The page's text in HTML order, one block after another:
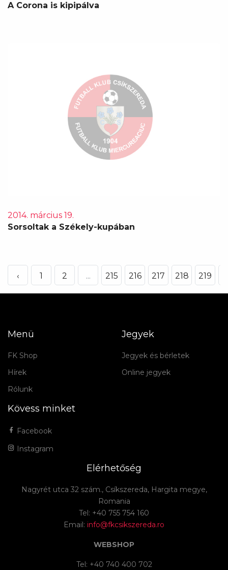
A Corona is kipipálva
2014. március 19.
Sorsoltak a Székely-kupában
‹ 1 2 ... 215 216 217 218 219
Menü
FK Shop
Hírek
Rólunk
Jegyek
Jegyek és bérletek
Online jegyek
Kövess minket
Facebook
Instagram
Elérhetőség
Nagyrét utca 32 szám., Csíkszereda, Hargita megye,
Romania
Tel: +40 755 754 160
Email: info@fkcsikszereda.ro
WEBSHOP
Tel: +40 740 400 702